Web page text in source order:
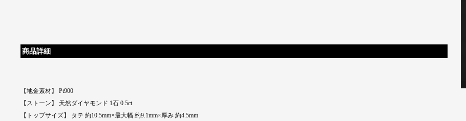
商品詳細
【地金素材】 Pt900
【ストーン】 天然ダイヤモンド 1石 0.5ct
【トップサイズ】 タテ 約10.5mm×最大幅 約9.1mm×厚み 約4.5mm